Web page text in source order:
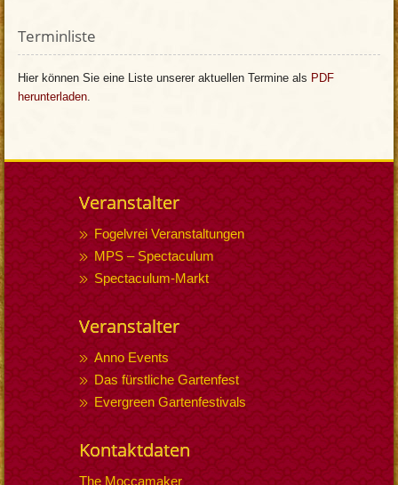
Terminliste
Hier können Sie eine Liste unserer aktuellen Termine als PDF
herunterladen.
Veranstalter
Fogelvrei Veranstaltungen
MPS – Spectaculum
Spectaculum-Markt
Veranstalter
Anno Events
Das fürstliche Gartenfest
Evergreen Gartenfestivals
Kontaktdaten
The Moccamaker